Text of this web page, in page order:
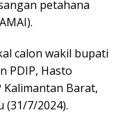
petahana
calon wakil bupati
PDIP, Hasto
Kalimantan Barat,
(31/7/2024).